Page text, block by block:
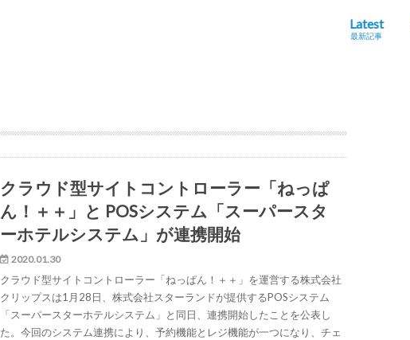
Latest
最新記事
クラウド型サイトコントローラー「ねっぱ
ん！＋＋」と POSシステム「スーパースタ
ーホテルシステム」が連携開始
2020.01.30
クラウド型サイトコントローラー「ねっぱん！＋＋」を運営する株式会社
クリップスは1月28日、株式会社スターランドが提供するPOSシステム
「スーパースターホテルシステム」と同日、連携開始したことを公表し
た。今回のシステム連携により、予約機能とレジ機能が一つになり、チェ